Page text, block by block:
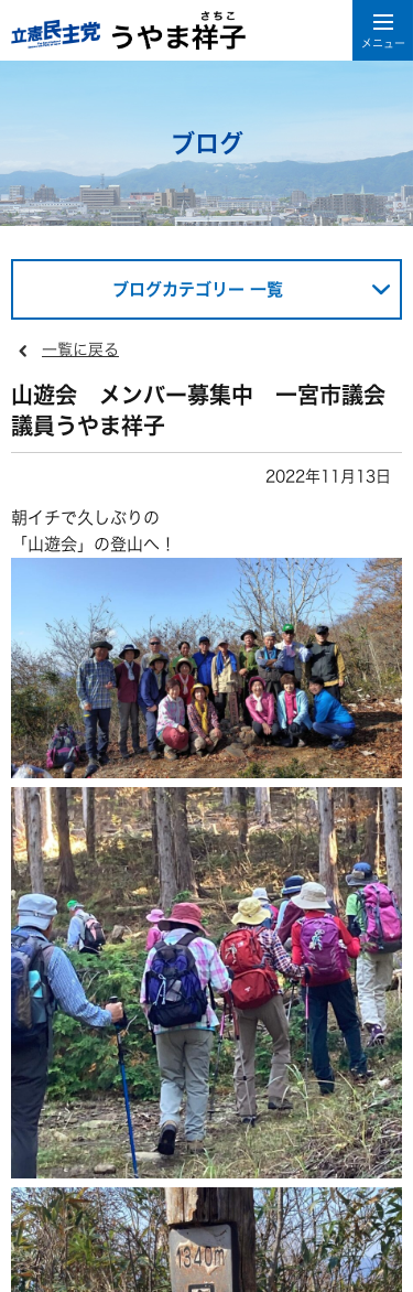
ブログ
ブログカテゴリー 一覧
一覧に戻る
山遊会 メンバー募集中 一宮市議会
議員うやま祥子
2022年11月13日
朝イチで久しぶりの
「山遊会」の登山へ！